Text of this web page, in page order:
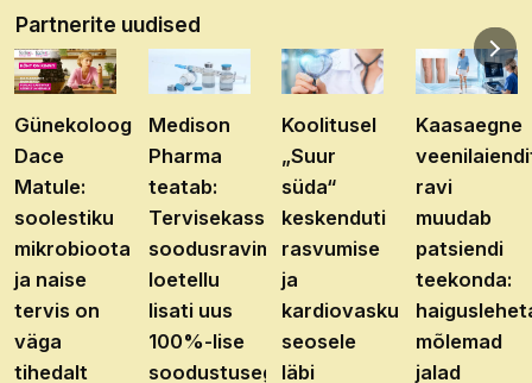
Partnerite uudised
Günekoloog
Dace
Matule:
soolestiku
mikrobioota
ja naise
tervis on
väga
tihedalt
Medison
Pharma
teatab:
Tervisekassa
soodusravimite
loetellu
lisati uus
100%-lise
soodustusega
Koolitusel
„Suur
süda“
keskenduti
rasvumise
ja
kardiovaskulaarhaiguste
seosele
läbi
Kaasaegne
ravi
muudab
patsiendi
teekonda:
mõlemad
jalad